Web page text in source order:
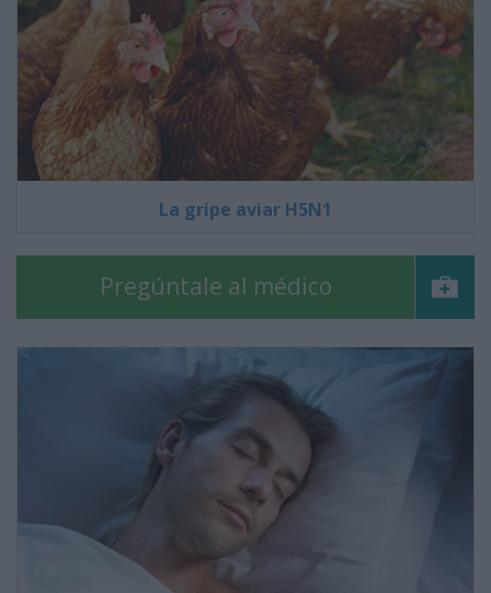
La gripe aviar H5N1
Pregúntale al médico